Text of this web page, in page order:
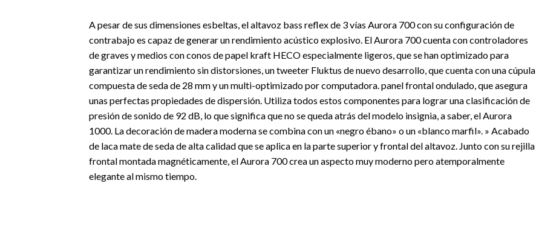
A pesar de sus dimensiones esbeltas, el altavoz bass reflex de 3 vías Aurora 700 con su configuración de
contrabajo es capaz de generar un rendimiento acústico explosivo. El Aurora 700 cuenta con controladores
de graves y medios con conos de papel kraft HECO especialmente ligeros, que se han optimizado para
garantizar un rendimiento sin distorsiones, un tweeter Fluktus de nuevo desarrollo, que cuenta con una cúpula
compuesta de seda de 28 mm y un multi-optimizado por computadora. panel frontal ondulado, que asegura
unas perfectas propiedades de dispersión. Utiliza todos estos componentes para lograr una clasificación de
presión de sonido de 92 dB, lo que significa que no se queda atrás del modelo insignia, a saber, el Aurora
1000. La decoración de madera moderna se combina con un «negro ébano» o un «blanco marfil». » Acabado
de laca mate de seda de alta calidad que se aplica en la parte superior y frontal del altavoz. Junto con su rejilla
frontal montada magnéticamente, el Aurora 700 crea un aspecto muy moderno pero atemporalmente
elegante al mismo tiempo.